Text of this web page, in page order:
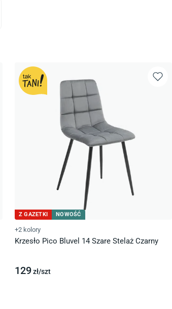
Z GAZETKI NOWOŚĆ
+2 kolory
Krzesło Pico Bluvel 14 Szare Stelaż Czarny
129zł/szt